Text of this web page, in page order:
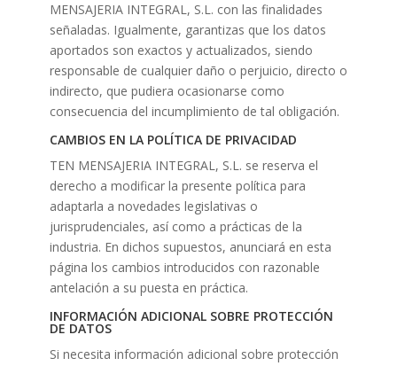
MENSAJERIA INTEGRAL, S.L. con las finalidades
señaladas. Igualmente, garantizas que los datos
aportados son exactos y actualizados, siendo
responsable de cualquier daño o perjuicio, directo o
indirecto, que pudiera ocasionarse como
consecuencia del incumplimiento de tal obligación.
CAMBIOS EN LA POLÍTICA DE PRIVACIDAD
TEN MENSAJERIA INTEGRAL, S.L. se reserva el
derecho a modificar la presente política para
adaptarla a novedades legislativas o
jurisprudenciales, así como a prácticas de la
industria. En dichos supuestos, anunciará en esta
página los cambios introducidos con razonable
antelación a su puesta en práctica.
INFORMACIÓN ADICIONAL SOBRE PROTECCIÓN
DE DATOS
Si necesita información adicional sobre protección